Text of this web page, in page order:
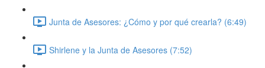
Junta de Asesores: ¿Cómo y por qué crearla? (6:49)
Shirlene y la Junta de Asesores (7:52)